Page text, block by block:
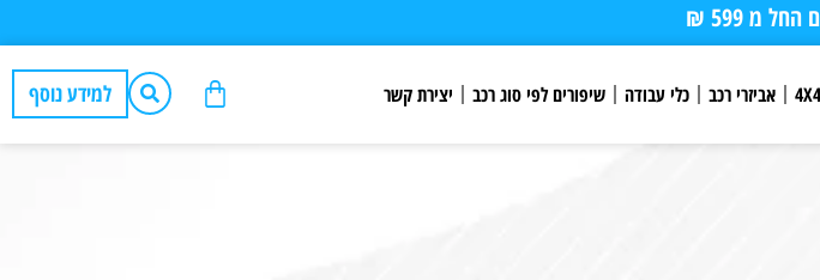
מ 599 ₪
אביזרי רכב כלי עבודה שיפורים לפי סוג רכב יצירת קשר למידע נוסף